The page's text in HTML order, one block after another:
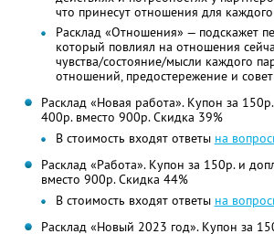
что принесут отношения для
Расклад «Отношения» — подскажет
который повлиял на отношения
чувства/состояние/мысли каждого
отношений, предостережение и совет
Расклад «Новая работа». Купон за
400р. вместо 900р.Скидка 39%
В стоимость входят ответы на
Расклад «Работа». Купон за 150р. и
вместо 900р.Скидка 44%
В стоимость входят ответы на
Расклад «Новый 2023 год». Купон за